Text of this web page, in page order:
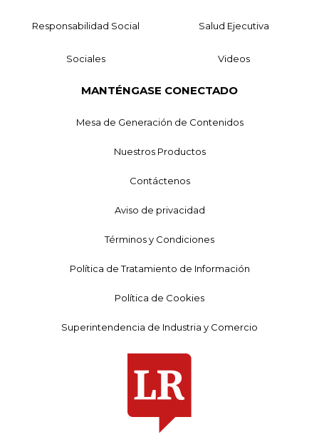
Responsabilidad Social Salud Ejecutiva
Sociales Videos
MANTÉNGASE CONECTADO
Mesa de Generación de Contenidos
Nuestros Productos
Contáctenos
Aviso de privacidad
Términos y Condiciones
Política de Tratamiento de Información
Política de Cookies
Superintendencia de Industria y Comercio